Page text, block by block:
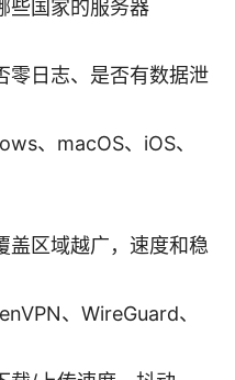
些国家的服务器
零日志、是否有数据泄
、macOS、iOS、
盖区域越广，速度和稳
、WireGuard、